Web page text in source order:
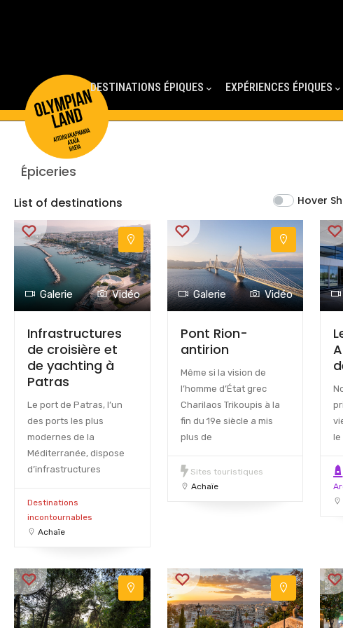
DESTINATIONS ÉPIQUES EXPÉRIENCES ÉPIQUES
Épiceries
List of destinations Hover
Galerie Vidéo
Infrastructures
de croisière et
de yachting à
Patras
Le port de Patras, l’un
des ports les plus
modernes de la
Méditerranée, dispose
d’infrastructures
Destinations
incontournables
Achaïe
Galerie Vidéo
Pont Rion-
antirion
Même si la vision de
l’homme d’État grec
Charilaos Trikoupis à la
fin du 19e siècle a mis
plus de
Sites touristiques
Achaïe
le